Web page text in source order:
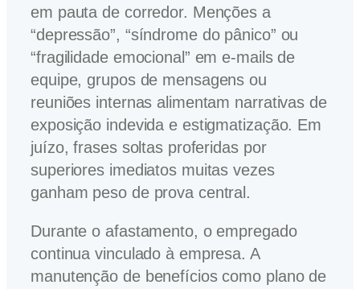
em pauta de corredor. Menções a
“depressão”, “síndrome do pânico” ou
“fragilidade emocional” em e-mails de
equipe, grupos de mensagens ou
reuniões internas alimentam narrativas de
exposição indevida e estigmatização. Em
juízo, frases soltas proferidas por
superiores imediatos muitas vezes
ganham peso de prova central.
Durante o afastamento, o empregado
continua vinculado à empresa. A
manutenção de benefícios como plano de